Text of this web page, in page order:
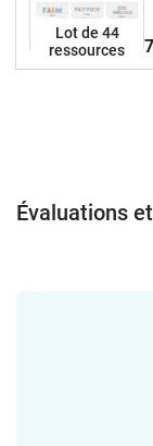
Lot de 44
ressources
Évaluations